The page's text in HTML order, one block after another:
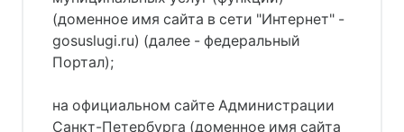
(доменное имя сайта в сети "Интернет" -
gosuslugi.ru) (далее - федеральный
Портал);
на официальном сайте Администрации
Санкт-Петербурга (доменное имя сайта